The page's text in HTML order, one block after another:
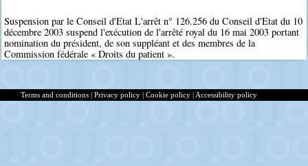
Suspension par le Conseil d'Etat L'arrêt n° 126.256 du Conseil d'Etat du 10
décembre 2003 suspend l'exécution de l'arrêté royal du 16 mai 2003 portant
nomination du président, de son suppléant et des membres de la
Commission fédérale « Droits du patient ».
Terms and conditions | Privacy policy | Cookie policy | Accessibility policy